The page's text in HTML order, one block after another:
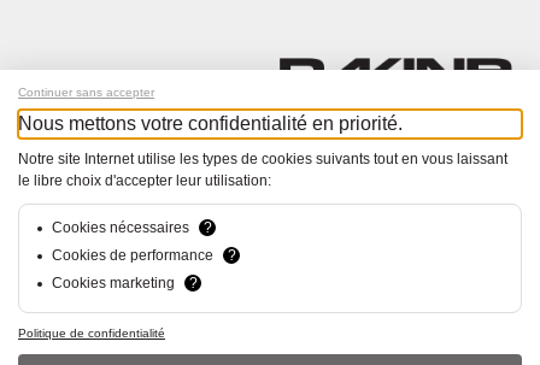
© Bucher+Walt 2011-2026
hsolutions.ch
Continuer sans accepter
Nous mettons votre confidentialité en priorité.
Notre site Internet utilise les types de cookies suivants tout en vous laissant
le libre choix d'accepter leur utilisation:
Cookies nécessaires
?
Cookies de performance
?
Cookies marketing
?
Politique de confidentialité